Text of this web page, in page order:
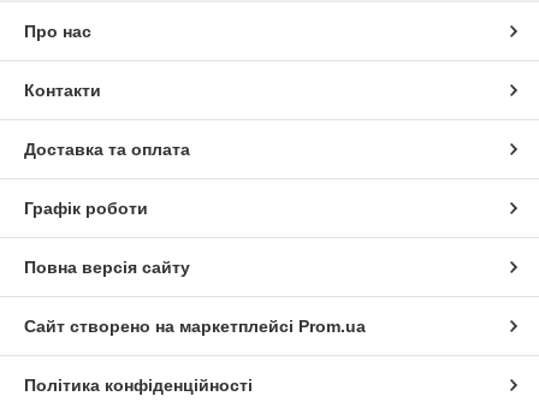
Про нас
Контакти
Доставка та оплата
Графік роботи
Повна версія сайту
Сайт створено на маркетплейсі Prom.ua
Політика конфіденційності